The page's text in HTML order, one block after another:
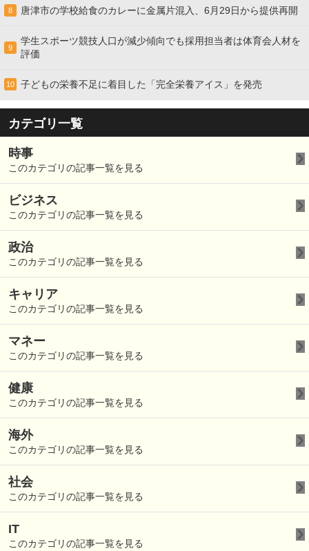
8 唐津市の学校給食のカレーに金属片混入、6月29日から提供再開
9
学生スポーツ競技人口が減少傾向でも採用担当者は体育会人材を
評価
10 子どもの栄養不足に着目した「完全栄養アイス」を発売
カテゴリ一覧
時事
このカテゴリの記事一覧を見る
ビジネス
このカテゴリの記事一覧を見る
政治
このカテゴリの記事一覧を見る
キャリア
このカテゴリの記事一覧を見る
マネー
このカテゴリの記事一覧を見る
健康
このカテゴリの記事一覧を見る
海外
このカテゴリの記事一覧を見る
社会
このカテゴリの記事一覧を見る
IT
このカテゴリの記事一覧を見る